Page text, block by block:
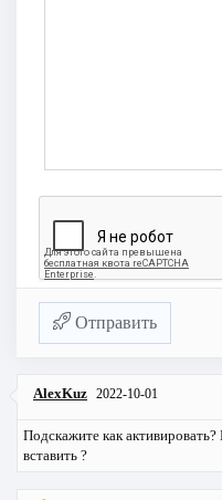
Отправить
AlexKuz 2022-10-01
Подскажите как
вставить ?